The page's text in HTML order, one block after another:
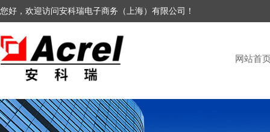
您好，欢迎访问安科瑞电子商务（上海）有限公司！
网站首